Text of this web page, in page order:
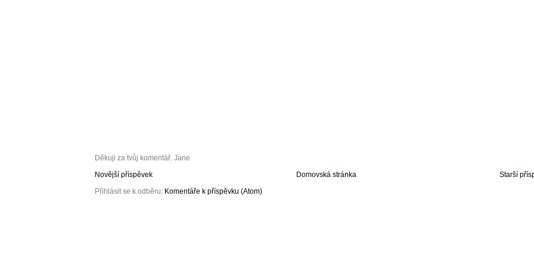
Děkuji za tvůj komentář. Jane
Novější příspěvek
Starší
Domovská stránka
Přihlásit se k odběru: Komentáře k příspěvku (Atom)